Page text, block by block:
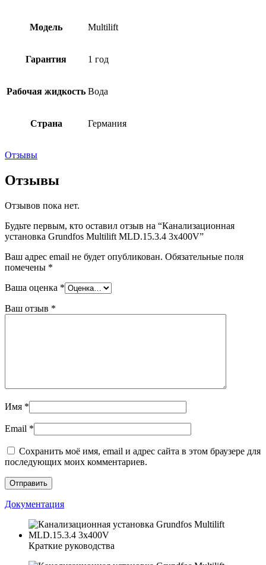
Модель Multilift
Гарантия 1 год
Рабочая жидкость Вода
Страна Германия
Отзывы
Отзывы
Отзывов пока нет.
Будьте первым, кто оставил отзыв на “Канализационная
установка Grundfos Multilift MLD.15.3.4 3x400V”
Ваш адрес email не будет опубликован. Обязательные поля
помечены *
Ваша оценка *
Ваш отзыв *
Имя *
Email *
Сохранить моё имя, email и адрес сайта в этом браузере для
последующих моих комментариев.
Документация
Краткие руководства